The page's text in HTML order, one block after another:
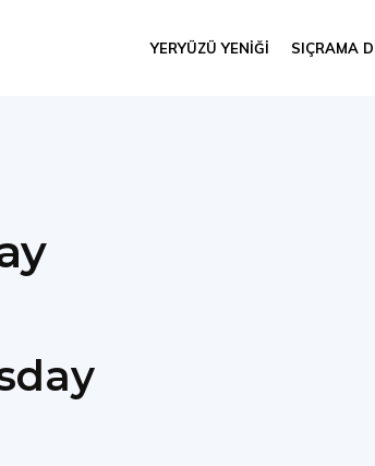
YERYÜZÜ YENIĞI SIÇRAMA